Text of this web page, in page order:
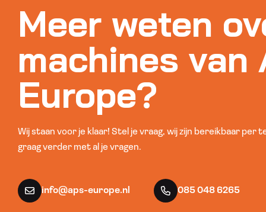
Meer weten
machines van
Europe?
Wij staan voor je klaar! Stel je vraag, wij zijn bereikbaar per
graag verder met al je vragen.
info@aps-europe.nl 085 048 6265